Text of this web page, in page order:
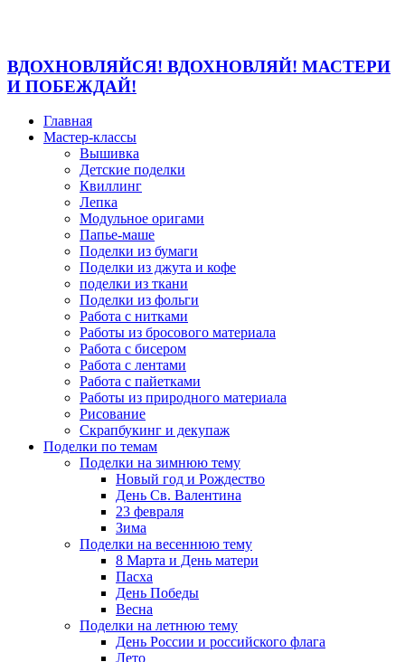
ВДОХНОВЛЯЙСЯ! ВДОХНОВЛЯЙ! МАСТЕРИ
И ПОБЕЖДАЙ!
Главная
Мастер-классы
Вышивка
Детские поделки
Квиллинг
Лепка
Модульное оригами
Папье-маше
Поделки из бумаги
Поделки из джута и кофе
поделки из ткани
Поделки из фольги
Работа с нитками
Работы из бросового материала
Работа с бисером
Работа с лентами
Работа с пайетками
Работы из природного материала
Рисование
Скрапбукинг и декупаж
Поделки по темам
Поделки на зимнюю тему
Новый год и Рождество
День Св. Валентина
23 февраля
Зима
Поделки на весеннюю тему
8 Марта и День матери
Пасха
День Победы
Весна
Поделки на летнюю тему
День России и российского флага
Лето